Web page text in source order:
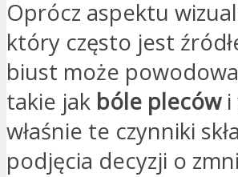
Oprócz aspektu
który często jest
biust może
takie jak bóle plecówi
właśnie te czynniki
podjęcia decyzji o